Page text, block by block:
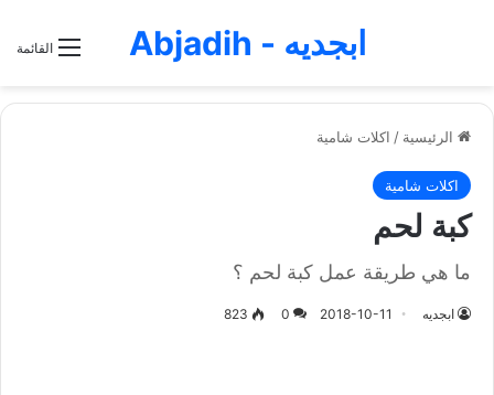
القائمة ابجديه - Abjadih
الرئيسية / اكلات شامية
اكلات شامية
كبة لحم
ما هي طريقة عمل كبة لحم ؟
ابجديه 2018-10-11
0
823